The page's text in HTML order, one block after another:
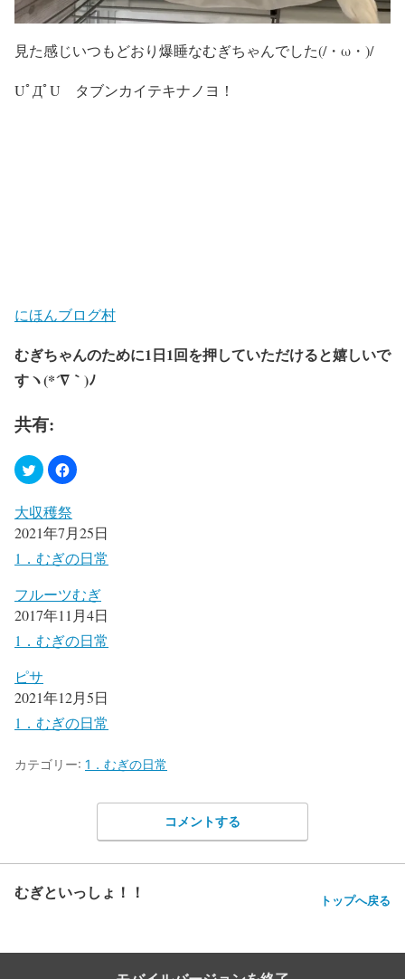
見た感じいつもどおり爆睡なむぎちゃんでした(/・ω・)/
UﾟДﾟU タブンカイテキナノヨ！
にほんブログ村
むぎちゃんのために1日1回を押していただけると嬉しいで
すヽ(*´∇｀)ﾉ
共有:
大収穫祭
2021年7月25日
1．むぎの日常
フルーツむぎ
2017年11月4日
1．むぎの日常
ピサ
2021年12月5日
1．むぎの日常
カテゴリー: 1．むぎの日常
コメントする
むぎといっしょ！！ トップへ戻る